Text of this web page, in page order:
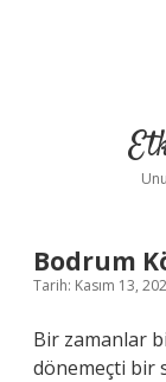
Bodrum
Tarih: Kasım 13,
Bir zamanlar
dönemeçti bir